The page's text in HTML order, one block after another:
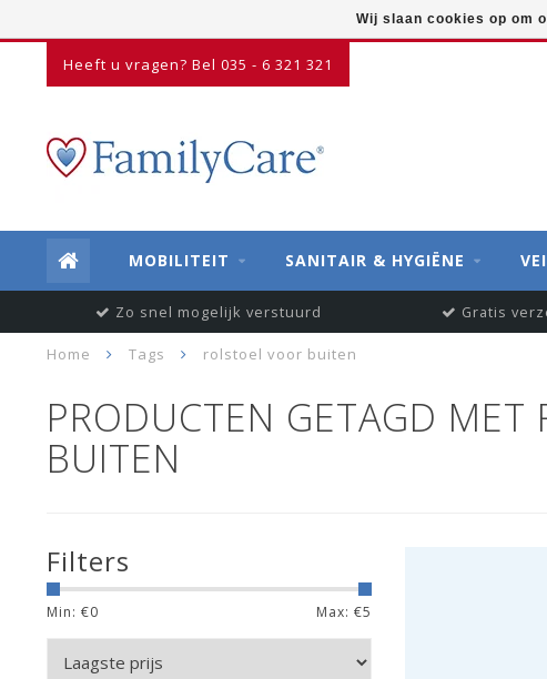
Heeft u vragen? Bel 035 - 6 321 321
MOBILITEIT SANITAIR & HYGIËNE
Zo snel mogelijk verstuurd Gratis
Home Tags rolstoel voor buiten
PRODUCTEN GETAGD MET
BUITEN
Filters
Min: €0 Max: €5
Wij slaan cookies op om